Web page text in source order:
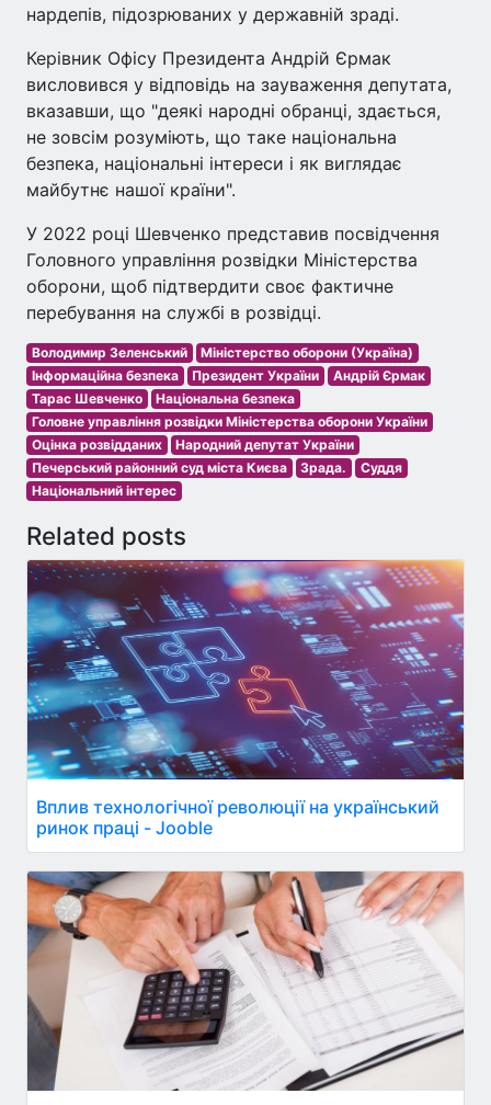
нардепів, підозрюваних у державній зраді.
Керівник Офісу Президента Андрій Єрмак
висловився у відповідь на зауваження депутата,
вказавши, що "деякі народні обранці, здається,
не зовсім розуміють, що таке національна
безпека, національні інтереси і як виглядає
майбутнє нашої країни".
У 2022 році Шевченко представив посвідчення
Головного управління розвідки Міністерства
оборони, щоб підтвердити своє фактичне
перебування на службі в розвідці.
Володимир Зеленський
Міністерство оборони (Україна)
Інформаційна безпека
Президент України
Андрій Єрмак
Тарас Шевченко
Національна безпека
Головне управління розвідки Міністерства оборони України
Оцінка розвідданих
Народний депутат України
Печерський районний суд міста Києва
Зрада.
Суддя
Національний інтерес
Related posts
Вплив технологічної революції на український
ринок праці - Jooble